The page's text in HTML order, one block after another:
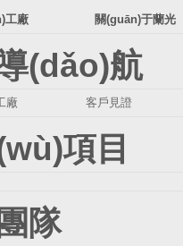
工廠
關(guān)于蘭光
(dǎo)航
廠 客戶見證
項目
隊